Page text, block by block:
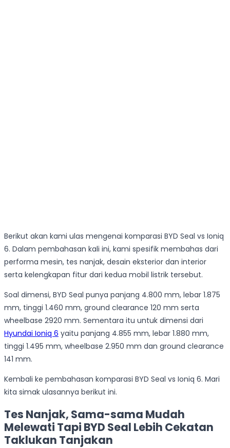
Berikut akan kami ulas mengenai komparasi BYD Seal vs Ioniq
6. Dalam pembahasan kali ini, kami spesifik membahas dari
performa mesin, tes nanjak, desain eksterior dan interior
serta kelengkapan fitur dari kedua mobil listrik tersebut.
Soal dimensi, BYD Seal punya panjang 4.800 mm, lebar 1.875
mm, tinggi 1.460 mm, ground clearance 120 mm serta
wheelbase 2920 mm. Sementara itu untuk dimensi dari
Hyundai Ioniq 6 yaitu panjang 4.855 mm, lebar 1.880 mm,
tinggi 1.495 mm, wheelbase 2.950 mm dan ground clearance
141 mm.
Kembali ke pembahasan komparasi BYD Seal vs Ioniq 6. Mari
kita simak ulasannya berikut ini.
Tes Nanjak, Sama-sama Mudah
Melewati Tapi BYD Seal Lebih Cekatan
Taklukan Tanjakan